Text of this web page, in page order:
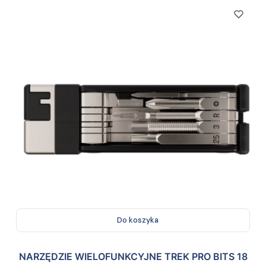
Do koszyka
NARZĘDZIE WIELOFUNKCYJNE TREK PRO BITS 18